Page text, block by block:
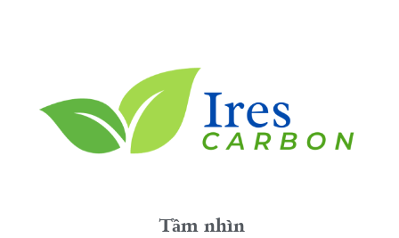
Tầm nhìn